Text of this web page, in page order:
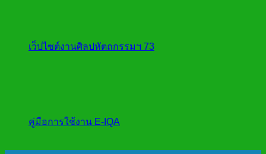
เว็ปไซต์งานศิลปหัตถกรรมฯ 73
คู่มือการใช้งาน E-IQA